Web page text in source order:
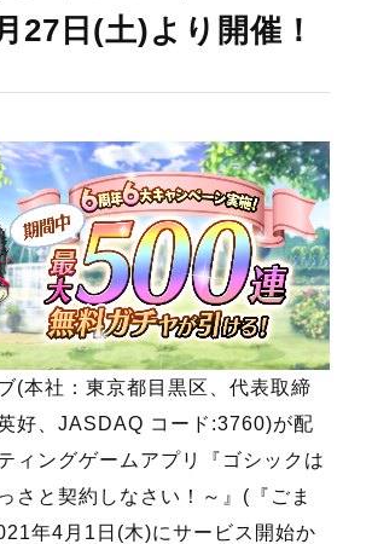
27日(土)より開催！
(本社：東京都目黒区、代表取締
好、JASDAQ コード:3760)が配
ィングゲームアプリ『ゴシックは
さと契約しなさい！～』(『ごま
年4月1日(木)にサービス開始か